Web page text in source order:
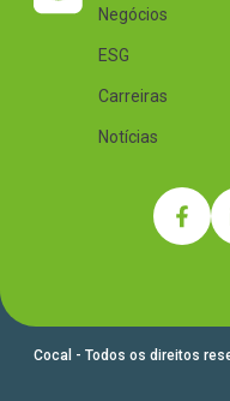
Negócios
ESG
Carreiras
Notícias
Cocal - Todos os direitos